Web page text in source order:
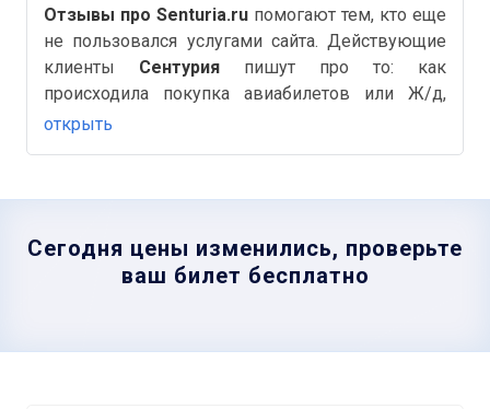
Отзывы про Senturia.ru помогают тем, кто еще
не пользовался услугами сайта. Действующие
клиенты Сентурия пишут про то: как
происходила покупка авиабилетов или Ж/д,
бронирование отелей, быстро ли был оформлен
открыть
Сегодня цены изменились, проверьте
ваш билет бесплатно